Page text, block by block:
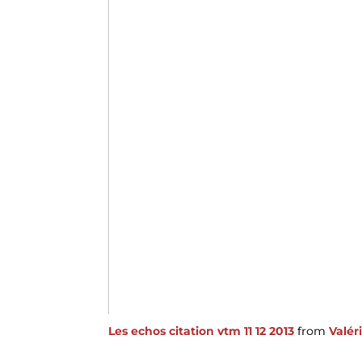
Les echos citation vtm 11 12 2013 from